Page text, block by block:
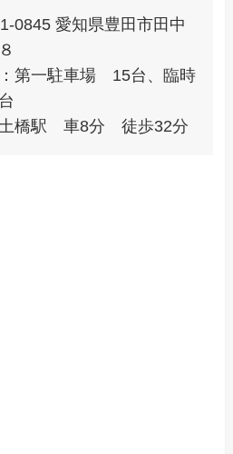
0845 愛知県豊田市田中
第一駐車場 15台、臨時
土橋駅 車8分 徒歩32分